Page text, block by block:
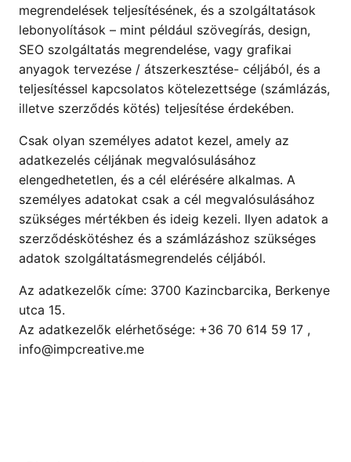
megrendelések teljesítésének, és a szolgáltatások
lebonyolítások – mint például szövegírás, design,
SEO szolgáltatás megrendelése, vagy grafikai
anyagok tervezése / átszerkesztése- céljából, és a
teljesítéssel kapcsolatos kötelezettsége (számlázás,
illetve szerződés kötés) teljesítése érdekében.
Csak olyan személyes adatot kezel, amely az
adatkezelés céljának megvalósulásához
elengedhetetlen, és a cél elérésére alkalmas. A
személyes adatokat csak a cél megvalósulásához
szükséges mértékben és ideig kezeli. Ilyen adatok a
szerződéskötéshez és a számlázáshoz szükséges
adatok szolgáltatásmegrendelés céljából.
Az adatkezelők címe: 3700 Kazincbarcika, Berkenye
utca 15.
Az adatkezelők elérhetősége: +36 70 614 59 17 ,
info@impcreative.me